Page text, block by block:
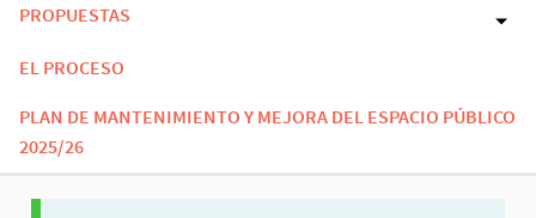
PROPUESTAS
EL PROCESO
PLAN DE MANTENIMIENTO Y MEJORA DEL ESPACIO PÚBLICO
2025/26